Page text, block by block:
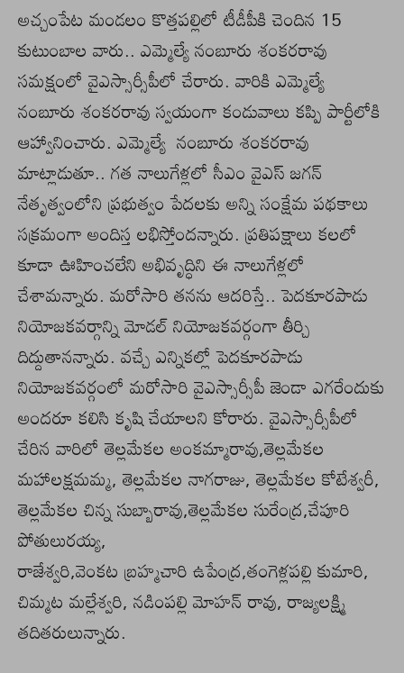
అచ్చంపేట మండలం కొత్తపల్లిలో టీడీపీకి చెందిన 15
కుటుంబాల వారు.. ఎమ్మెల్యే నంబూరు శంకరరావు
సమక్షంలో వైఎస్సార్సీపీలో చేరారు. వారికి ఎమ్మెల్యే
నంబూరు శంకరరావు స్వయంగా కండువాలు కప్పి పార్టీలోకి
ఆహ్వానించారు. ఎమ్మెల్యే నంబూరు శంకరరావు
మాట్లాడుతూ.. గత నాలుగేళ్లలో సీఎం వైఎస్ జగన్
నేతృత్వంలోని ప్రభుత్వం పేదలకు అన్ని సంక్షేమ పథకాలు
సక్రమంగా అందిస్త లభిస్తోందన్నారు. ప్రతిపక్షాలు కలలో
కూడా ఊహించలేని అభివృద్ధిని ఈ నాలుగేళ్లలో
చేశామన్నారు. మరోసారి తనను ఆదరిస్తే.. పెదకూరపాడు
నియోజకవర్గాన్ని మోడల్ నియోజకవర్గంగా తీర్చి
దిద్దుతానన్నారు. వచ్చే ఎన్నికల్లో పెదకూరపాడు
నియోజకవర్గంలో మరోసారి వైఎస్సార్సీపీ జెండా ఎగరేందుకు
అందరూ కలిసి కృషి చేయాలని కోరారు. వైఎస్సార్సీపీలో
చేరిన వారిలో తెల్లమేకల అంకమ్మారావు,తెల్లమేకల
మహాలక్షమమ్మ, తెల్లమేకల నాగరాజు, తెల్లమేకల కోటేశ్వరీ,
తెల్లమేకల చిన్న సుబ్బారావు,తెల్లమేకల సురేంద్ర,చేపూరి
పోతులురయ్య,
రాజేశ్వరి,వెంకట బ్రహ్మచారి ఉపేంద్ర,తంగెళ్లపల్లి కుమారి,
చిమ్మట మల్లేశ్వరి, నడింపల్లి మోహన్ రావు, రాజ్యలక్ష్మి
తదితరులున్నారు.